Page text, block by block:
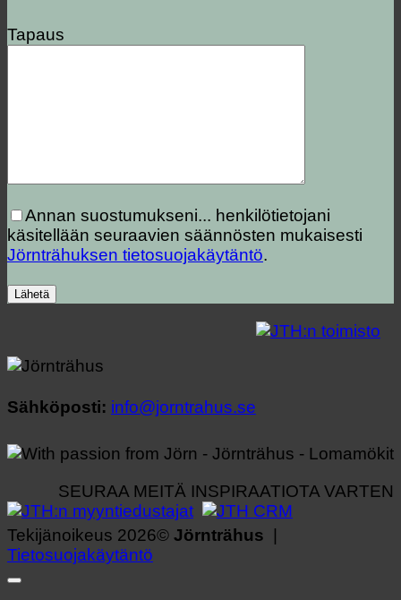
Tapaus
Annan suostumukseni... henkilötietojani
käsitellään seuraavien säännösten mukaisesti
Jörnträhuksen tietosuojakäytäntö.
Sähköposti: info@jorntrahus.se
SEURAA MEITÄ INSPIRAATIOTA VARTEN
Tekijänoikeus 2026© Jörnträhus
Tietosuojakäytäntö